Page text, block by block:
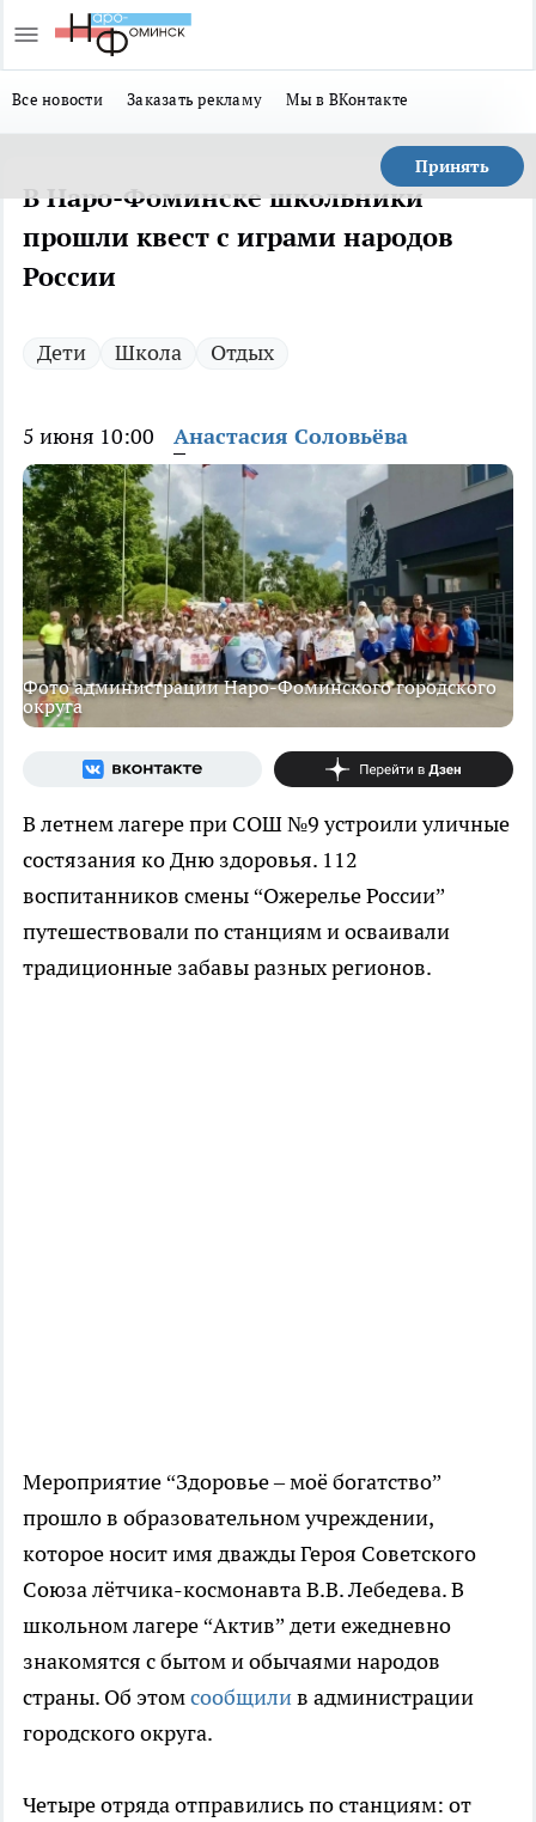
Все новости Заказать рекламу Мы в ВКонтакте
Принять
В Наро-Фоминске школьники
прошли квест с играми народов
России
Дети Школа Отдых
5 июня 10:00 Анастасия Соловьёва
Фото администрации Наро-Фоминского городского
округа
В летнем лагере при СОШ №9 устроили уличные
состязания ко Дню здоровья. 112
воспитанников смены “Ожерелье России”
путешествовали по станциям и осваивали
традиционные забавы разных регионов.
Мероприятие “Здоровье – моё богатство”
прошло в образовательном учреждении,
которое носит имя дважды Героя Советского
Союза лётчика-космонавта В.В. Лебедева. В
школьном лагере “Актив” дети ежедневно
знакомятся с бытом и обычаями народов
страны. Об этомсообщилив администрации
городского округа.
Четыре отряда отправились по станциям: от